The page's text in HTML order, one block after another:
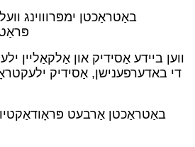
ווען ביידע אַסידיק און אַלקאַליין
די באדערפענישן, אַסידיק